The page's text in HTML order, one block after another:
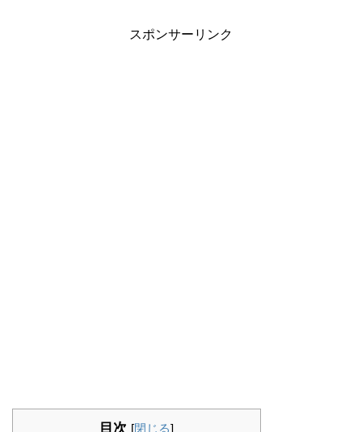
スポンサーリンク
目次 [閉じる]